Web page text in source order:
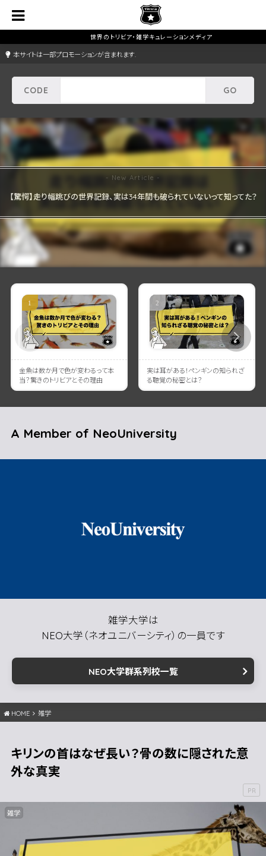
本サイトは一部プロモーションが含まれます.
【驚愕】走り幅跳びの世界記録、実は34年間も破られていないって知ってた？
金魚は数か月で色が変わるって本
当？驚きのトリビアとその理由
実は耳がある！ペンギンの知られざ
る聴覚の秘密とは？
A Member of NeoUniversity
雑学大学は
NEO大学（ネオユニバーシティ）の一員です
NEO大学群系列校一覧
HOME 雑学
キリンの首はなぜ長い？骨の数に隠された意
外な真実
雑学